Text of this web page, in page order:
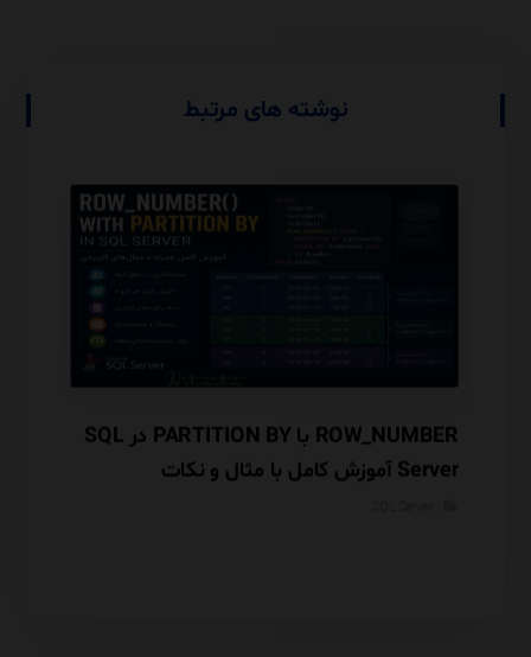
نوشته های مرتبط
ROW_NUMBER با PARTITION BY در SQL
Server آموزش کامل با مثال و نکات